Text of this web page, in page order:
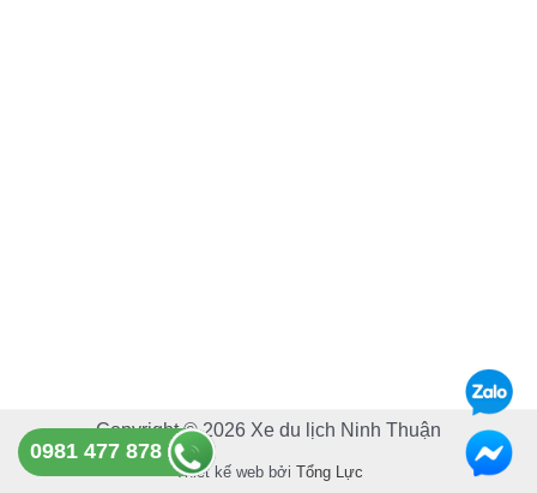
Copyright © 2026 Xe du lịch Ninh Thuận
Thiết kế web bởi Tổng Lực
0981 477 878